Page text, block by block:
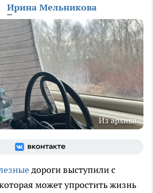
Ирина Мельникова
Из архива
дороги выступили с
может упростить жизнь